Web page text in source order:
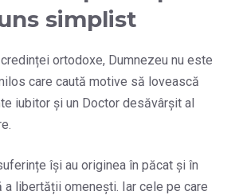
simplist
ortodoxe, Dumnezeu nu este
care caută motive să lovească
iubitor și un Doctor desăvârșit al
își au originea în păcat și în
libertății omenești. Iar cele pe care